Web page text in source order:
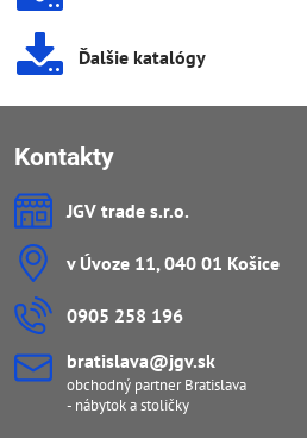
Ďalšie katalógy
Kontakty
JGV trade s​.r​.o​.
v Úvoze 11, 040 01 Košice
0905 258 196
bratislava​@jgv​.sk
obchodný partner Bratislava
- nábytok a stoličky